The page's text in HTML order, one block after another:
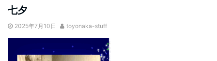
七夕
2025年7月10日 toyonaka-stuff